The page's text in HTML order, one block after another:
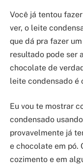
Você já tentou
ver, o leite
que dá pra fazer
resultado pode ser
chocolate de
leite condensado é
Eu vou te mostrar
condensado
provavelmente já
e chocolate em pó.
cozimento e em